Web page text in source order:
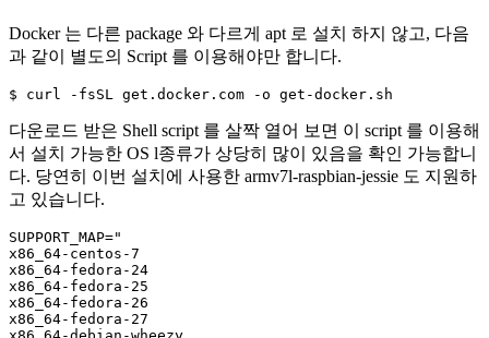
Docker 는 다른 package 와 다르게 apt 로 설치 하지 않고, 다음
과 같이 별도의 Script 를 이용해야만 합니다.
$ curl -fsSL get.docker.com -o get-docker.sh
다운로드 받은 Shell script 를 살짝 열어 보면 이 script 를 이용해
서 설치 가능한 OS l종류가 상당히 많이 있음을 확인 가능합니
다. 당연히 이번 설치에 사용한 armv7l-raspbian-jessie 도 지원하
고 있습니다.
SUPPORT_MAP="
x86_64-centos-7
x86_64-fedora-24
x86_64-fedora-25
x86_64-fedora-26
x86_64-fedora-27